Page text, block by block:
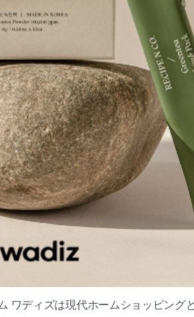
ワディズは現代ホームショッピング